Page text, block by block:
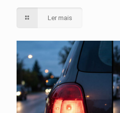
Ler mais